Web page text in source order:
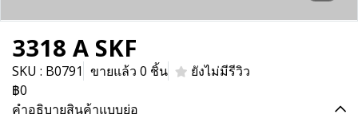
3318 A SKF
SKU : B0791 ขายแล้ว 0 ชิ้น
ยังไม่มีรีวิว
฿0
คำอธิบายสินค้าแบบย่อ